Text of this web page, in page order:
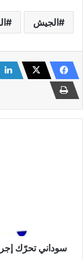
الجيش
وتضع
سوداني تحرّك